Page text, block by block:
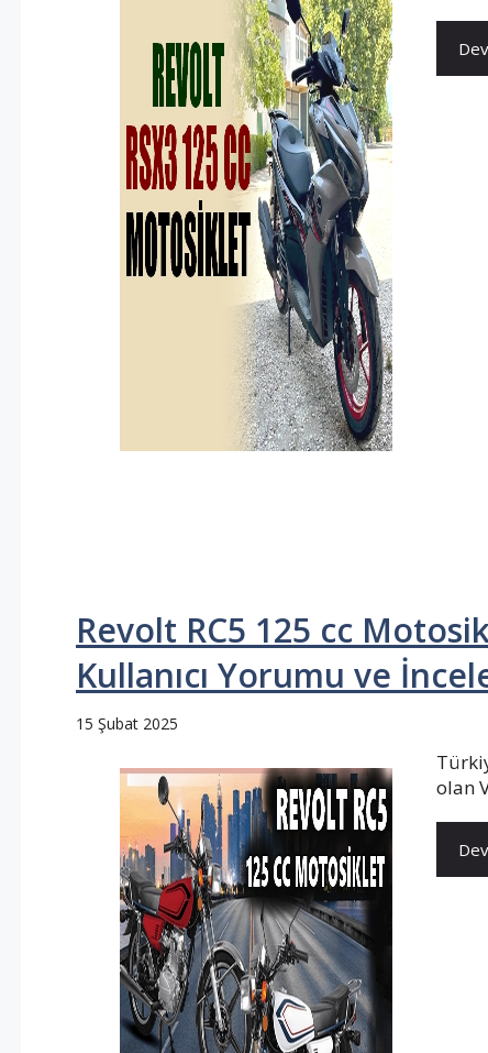
Revolt RC5 125 cc
Kullanıcı Yorumu ve
15 Şubat 2025
olan